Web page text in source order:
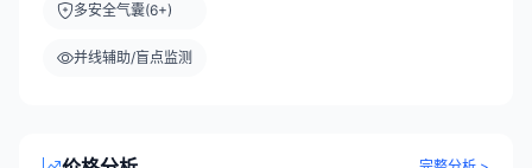
多安全气囊(6+)
并线辅助/盲点监测